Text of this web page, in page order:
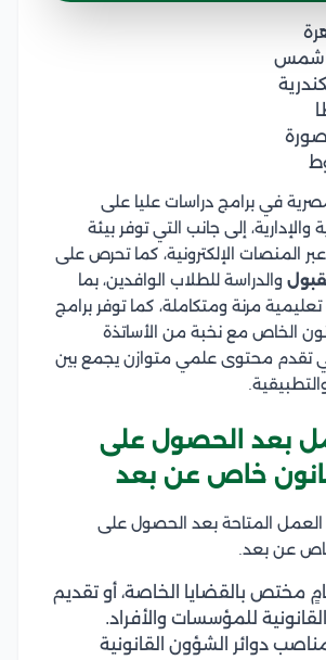
شمس
في برامج دراسات عليا على
والإدارية، إلى جانب التي توفر بيئة
المنصات الإلكترونية، كما تحرص على
والدراسة للطلاب الوافدين، بما
مرنة ومتكاملة، كما توفر برامج
الخاص مع نخبة من الأساتذة
تقدم محتوى علمي متوازن يجمع بين
بعد الحصول على
خاص عن بعد
المتاحة بعد الحصول على
عن بعد.
مختص بالقضايا الخاصة، أو تقديم
للمؤسسات والأفراد.
دوائر الشؤون القانونية